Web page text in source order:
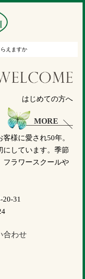
えますか
はじめての方へ
MORE
様に愛され50年。
にしています。季節
フラワースクールや
31
合わせ